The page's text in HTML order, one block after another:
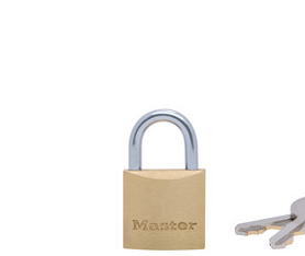
Añadir a la lista de